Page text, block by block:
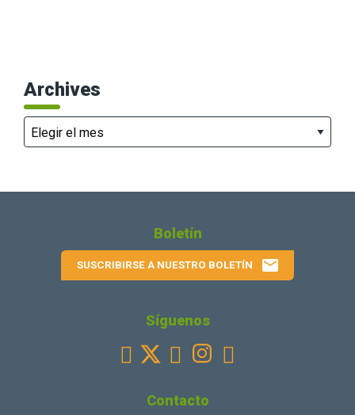
Archives
Archives
Boletín
SUSCRIBIRSE A NUESTRO BOLETÍN email
Síguenos
 Facebook
 YoutubeInstagram

Contacto